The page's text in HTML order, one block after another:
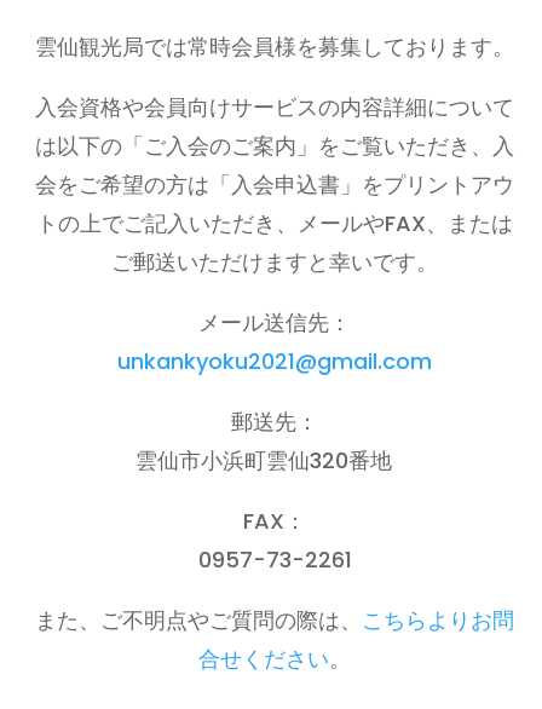
雲仙観光局では常時会員様を募集しております。
入会資格や会員向けサービスの内容詳細について
は以下の「ご入会のご案内」をご覧いただき、入
会をご希望の方は「入会申込書」をプリントアウ
トの上でご記入いただき、メールやFAX、または
ご郵送いただけますと幸いです。
メール送信先：
unkankyoku2021@gmail.com
郵送先：
雲仙市小浜町雲仙320番地
FAX：
0957-73-2261
また、ご不明点やご質問の際は、 こちらよりお問
合せください。